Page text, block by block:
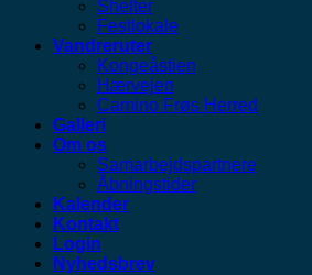
Shelter
Festlokale
Vandreruter
Kongeåstien
Hærvejen
Camino Frøs Herred
Galleri
Om os
Samarbejdspartnere
Åbningstider
Kalender
Kontakt
Login
Nyhedsbrev